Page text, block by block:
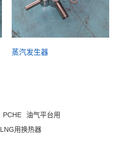
蒸汽发生器
PCHE
油气平台用
LNG用换热器